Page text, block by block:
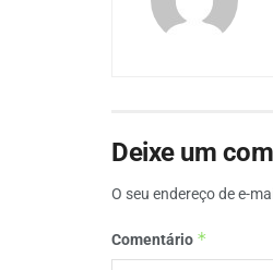
Deixe um
O seu endereço de e-
Comentário *